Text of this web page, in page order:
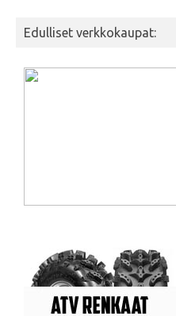
Edulliset verkkokaupat: